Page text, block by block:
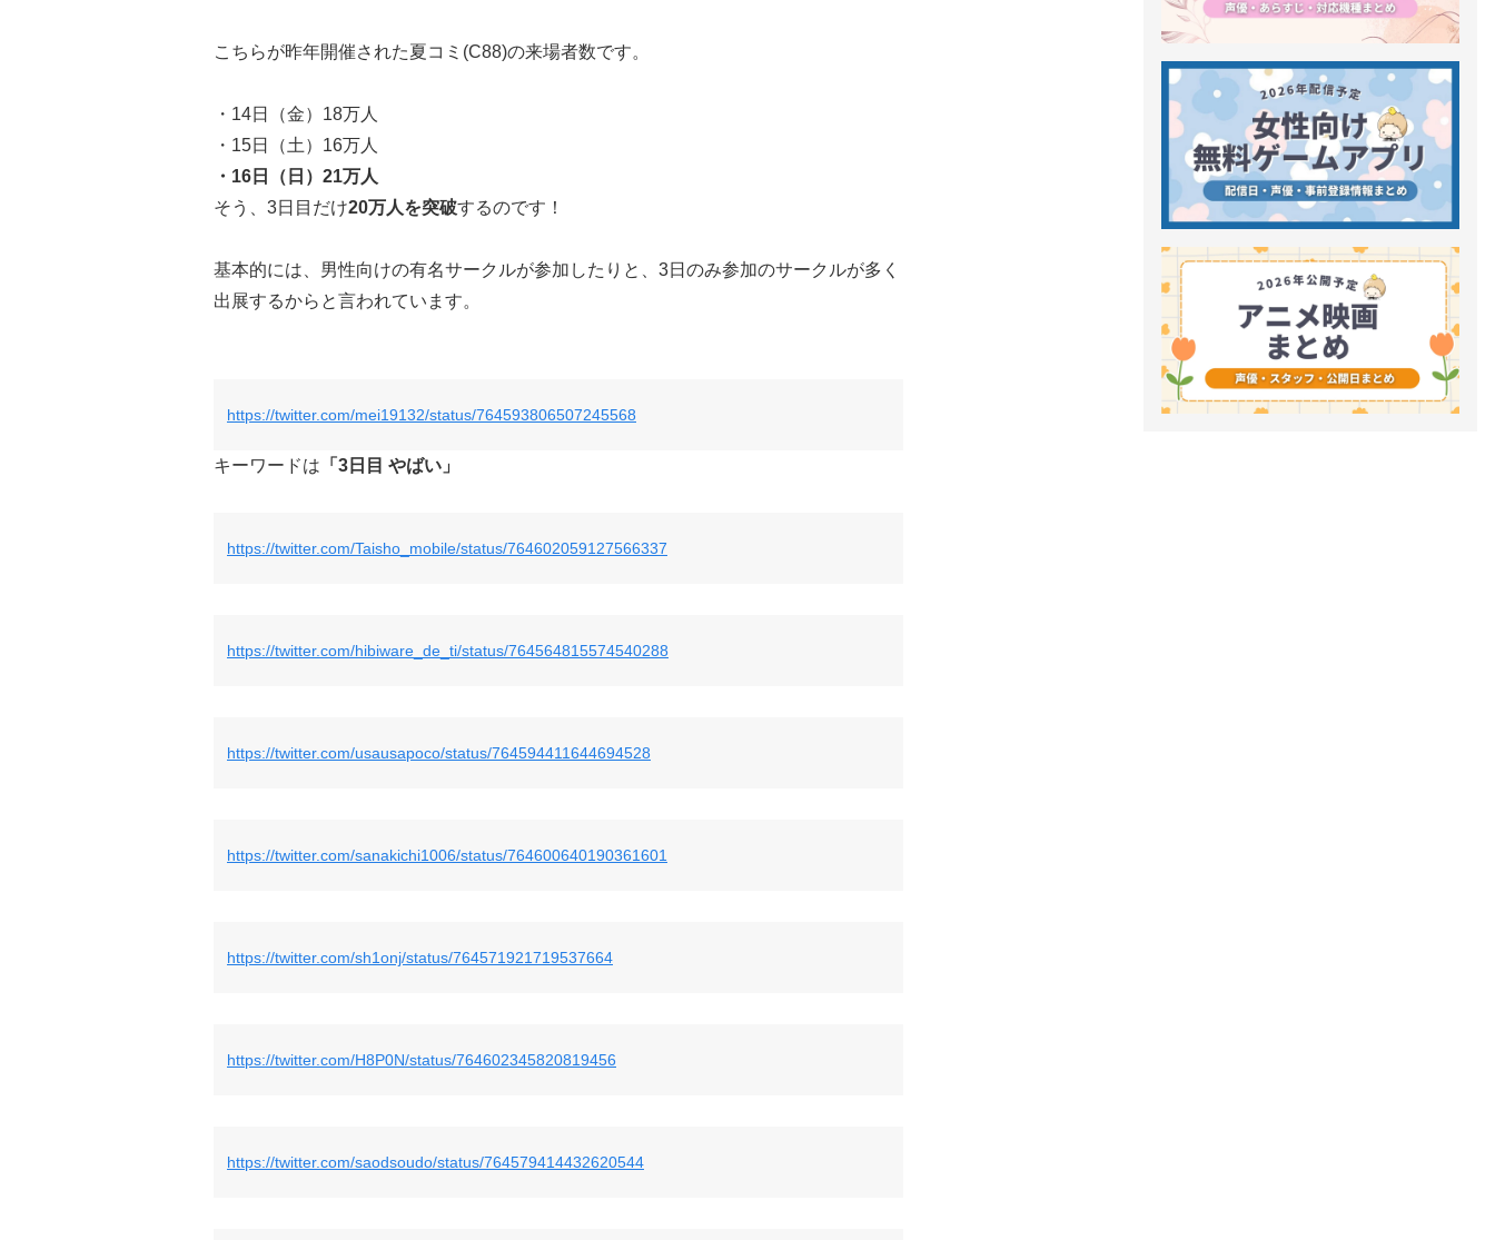
こちらが昨年開催された夏コミ(C88)の来場者数です。
・14日（金）18万人
・15日（土）16万人
・16日（日）21万人
そう、3日目だけ20万人を突破するのです！
基本的には、男性向けの有名サークルが参加したりと、3日のみ参加のサークルが多く
出展するからと言われています。
https://twitter.com/mei19132/status/764593806507245568
キーワードは 「3日目 やばい」
https://twitter.com/Taisho_mobile/status/764602059127566337
https://twitter.com/hibiware_de_ti/status/764564815574540288
https://twitter.com/usausapoco/status/764594411644694528
https://twitter.com/sanakichi1006/status/764600640190361601
https://twitter.com/sh1onj/status/764571921719537664
https://twitter.com/H8P0N/status/764602345820819456
https://twitter.com/saodsoudo/status/764579414432620544